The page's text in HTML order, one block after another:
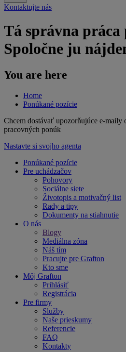
Kontaktujte nás
Tá správna práca
Spoločne ju
You are here
Home
Ponúkané pozície
Chcem dostávať upozorňujúce e-maily
pracovných ponúk
Nastavte si svojho agenta
Ponúkané pozície
Pre uchádzačov
Pohovory
Sociálne siete
Životopis a motivačný list
Rady a tipy
Dokumenty na stiahnutie
O nás
Blogy
Mediálna zóna
Náš tím
Pracujte pre Grafton
Kto sme
Môj Grafton
Prihlásiť
Registrácia
Pre firmy
Služby
Naše prieskumy
Referencie
FAQ
Kontakty